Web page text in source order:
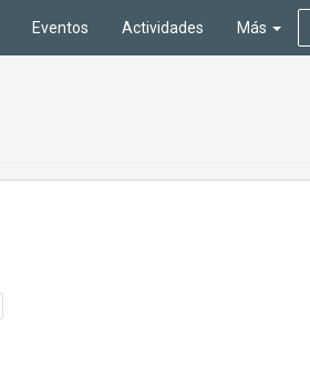
Eventos Actividades Más